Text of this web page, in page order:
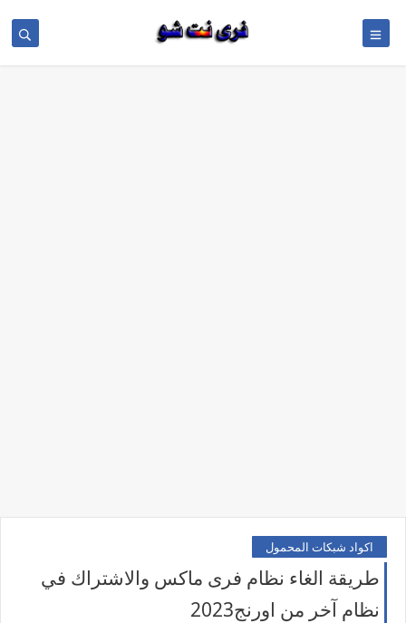
اكواد شبكات المحمول
طريقة الغاء نظام فرى ماكس والاشتراك في
نظام آخر من اورنج2023